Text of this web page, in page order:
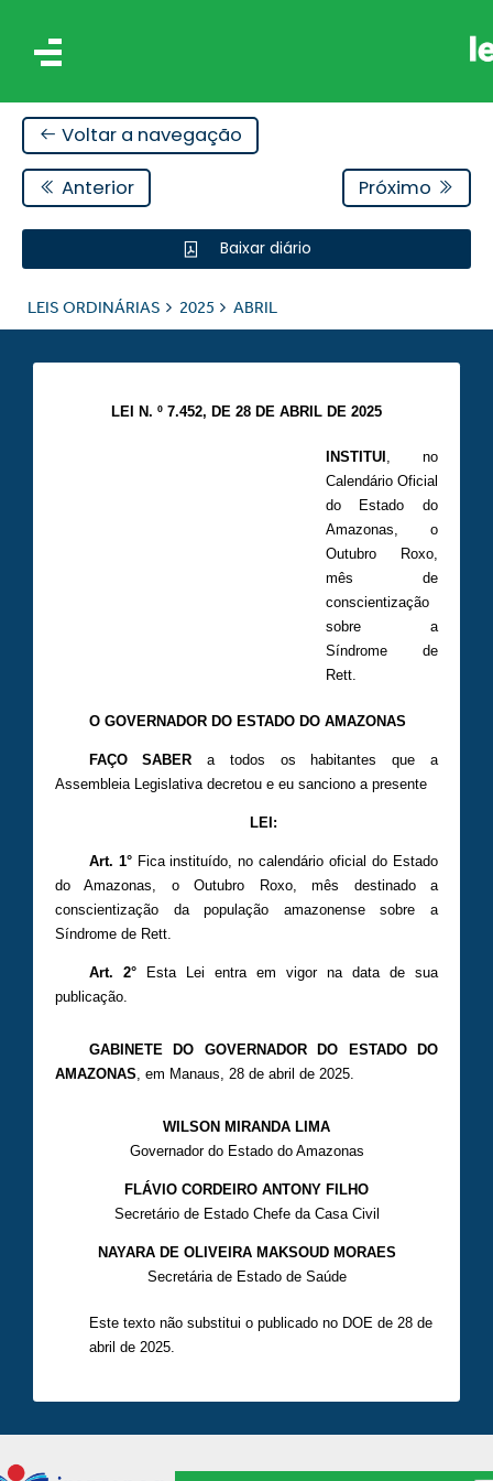
Voltar a navegação
Anterior Próximo
Baixar diário
LEIS ORDINÁRIAS 2025 ABRIL
LEI N. º 7.452, DE 28 DE ABRIL DE 2025
INSTITUI , no
Calendário Oficial
do Estado do
Amazonas, o
Outubro Roxo,
mês de
conscientização
sobre a
Síndrome de
Rett.
O GOVERNADOR DO ESTADO DO AMAZONAS
FAÇO SABER a todos os habitantes que a
Assembleia Legislativa decretou e eu sanciono a presente
LEI:
Art. 1° Fica instituído, no calendário oficial do Estado
do Amazonas, o Outubro Roxo, mês destinado a
conscientização da população amazonense sobre a
Síndrome de Rett.
Art. 2°Esta Lei entra em vigor na data de sua
publicação.
GABINETE DO GOVERNADOR DO ESTADO DO
AMAZONAS , em Manaus, 28 de abril de 2025.
WILSON MIRANDA LIMA
Governador do Estado do Amazonas
FLÁVIO CORDEIRO ANTONY FILHO
Secretário de Estado Chefe da Casa Civil
NAYARA DE OLIVEIRA MAKSOUD MORAES
Secretária de Estado de Saúde
Este texto não substitui o publicado no DOE de 28 de
abril de 2025.